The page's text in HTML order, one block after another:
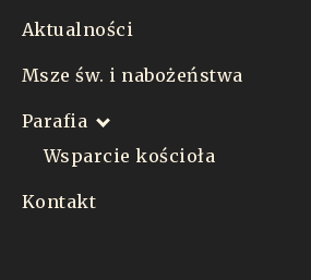
Aktualności
Msze św. i nabożeństwa
Parafia
Wsparcie kościoła
Kontakt